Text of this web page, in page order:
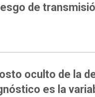
de
oculto de la
es la